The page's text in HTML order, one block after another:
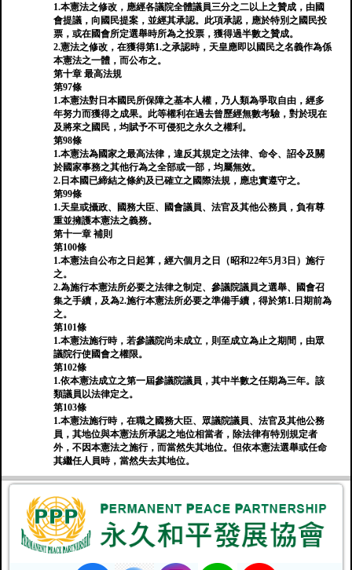
1.本憲法之修改，應經各議院全體議員三分之二以上之贊成，由國
會提議，向國民提案，並經其承認。此項承認，應於特別之國民投
票，或在國會所定選舉時所為之投票，獲得過半數之贊成。
2.憲法之修改，在獲得第1.之承認時，天皇應即以國民之名義作為係
本憲法之一體，而公布之。
第十章 最高法規
第97條
1.本憲法對日本國民所保障之基本人權，乃人類為爭取自由，經多
年努力而獲得之成果。此等權利在過去曾歷經無數考驗，對於現在
及將來之國民，均賦予不可侵犯之永久之權利。
第98條
1.本憲法為國家之最高法律，違反其規定之法律、命令、詔令及關
於國家事務之其他行為之全部或一部，均屬無效。
2.日本國已締結之條約及已確立之國際法規，應忠實遵守之。
第99條
1.天皇或攝政、國務大臣、國會議員、法官及其他公務員，負有尊
重並擁護本憲法之義務。
第十一章 補則
第100條
1.本憲法自公布之日起算，經六個月之日（昭和22年5月3日）施行
之。
2.為施行本憲法所必要之法律之制定、參議院議員之選舉、國會召
集之手續，及為2.施行本憲法所必要之準備手續，得於第1.日期前為
之。
第101條
1.本憲法施行時，若參議院尚未成立，則至成立為止之期間，由眾
議院行使國會之權限。
第102條
1.依本憲法成立之第一屆參議院議員，其中半數之任期為三年。該
類議員以法律定之。
第103條
1.本憲法施行時，在職之國務大臣、眾議院議員、法官及其他公務
員，其地位與本憲法所承認之地位相當者，除法律有特別規定者
外，不因本憲法之施行，而當然失其地位。但依本憲法選舉或任命
其繼任人員時，當然失去其地位。